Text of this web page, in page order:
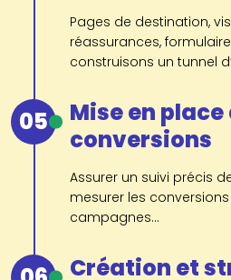
Pages de destination,
réassurances,
construisons un tunnel
05
Mise en
conversions
Assurer un suivi précis
mesurer les
campagnes...
Création et